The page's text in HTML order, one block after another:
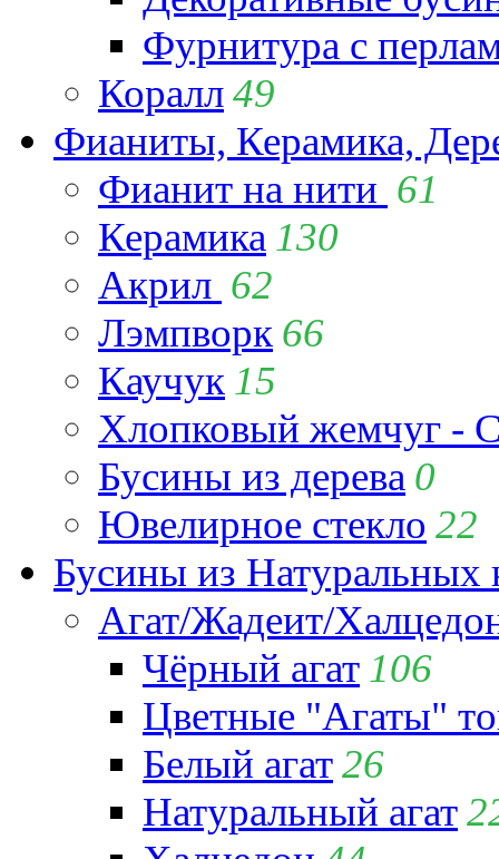
Фурнитура с
Коралл49
Фианиты, Керамика,
Фианит на нити 61
Керамика 130
Акрил 62
Лэмпворк 66
Каучук 15
Хлопковый жемчуг -
Бусины из дерева 0
Ювелирное стекло 22
Бусины из Натуральных
Агат/Жадеит/
Чёрный агат 106
Цветные "Агаты"
Белый агат26
Натуральный агат